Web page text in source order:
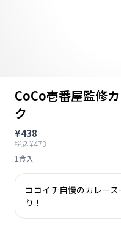
CoCo壱番屋監修
ク
¥438
税込¥473
1食入
ココイチ自慢のカレー
り！